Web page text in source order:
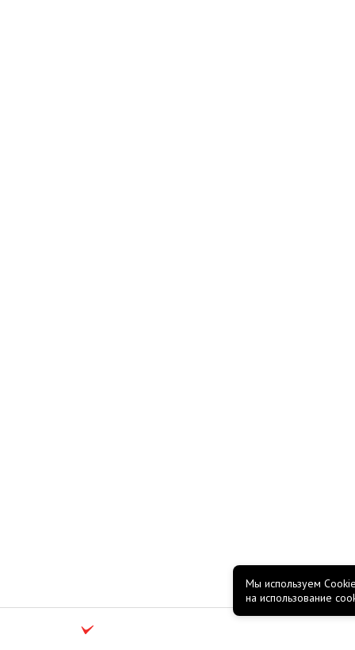
Мы используем
на использование